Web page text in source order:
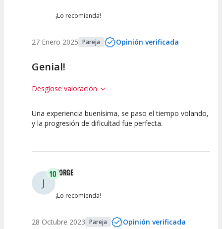
¡Lo recomienda!
27 Enero 2025 Pareja Opinión verificada
Genial!
Desglose valoración
10 10
Guia
Una experiencia buenísima, se paso el tiempo volando,
y la progresión de dificultad fue perfecta.
J
10JORGE
¡Lo recomienda!
28 Octubre 2023 Pareja Opinión verificada